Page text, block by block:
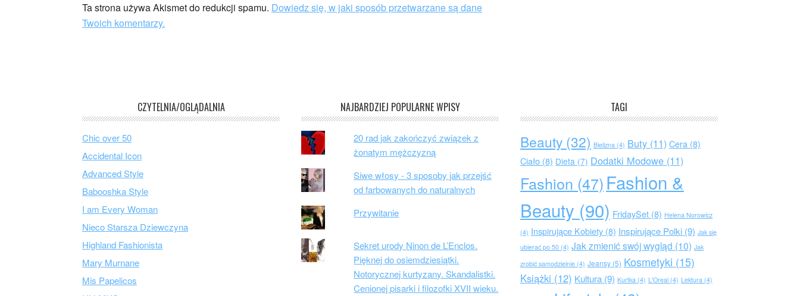
Ta strona używa Akismet do redukcji spamu. Dowiedz się, w jaki sposób przetwarzane są dane
Twoich komentarzy.
CZYTELNIA/OGLĄDALNIA
Chic over 50
Accidental Icon
Advanced Style
Babooshka Style
I am Every Woman
Nieco Starsza Dziewczyna
Highland Fashionista
Mary Murnane
Mis Papelicos
NAJBARDZIEJ POPULARNE WPISY
20 rad jak zakończyć związek z
żonatym mężczyzną
Siwe włosy - 3 sposoby jak przejść
od farbowanych do naturalnych
Przywitanie
Sekret urody Ninon de L’Enclos.
Pięknej do osiemdziesiątki.
Notorycznej kurtyzany. Skandalistki.
Cenionej pisarki i filozofki XVII wieku.
TAGI
Beauty (32) Bielizna (4) Buty (11) Cera (8)
Ciało (8) Dieta (7) Dodatki Modowe (11)
Fashion (47)Fashion &
Beauty (90) FridaySet (8) Helena Norowicz
(4) Inspirujące Kobiety (8) Inspirujące Polki (9) Jak się
ubierać po 50 (4) Jak zmienić swój wygląd (10) Jak
zrobić samodzielnie (4) Jeansy (5) Kosmetyki (15)
Książki (12) Kultura (9) Kurtka (4) L'Oreal (4) Lektura (4)